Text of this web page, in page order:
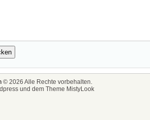
© 2026 Alle Rechte vorbehalten.
und dem Theme MistyLook